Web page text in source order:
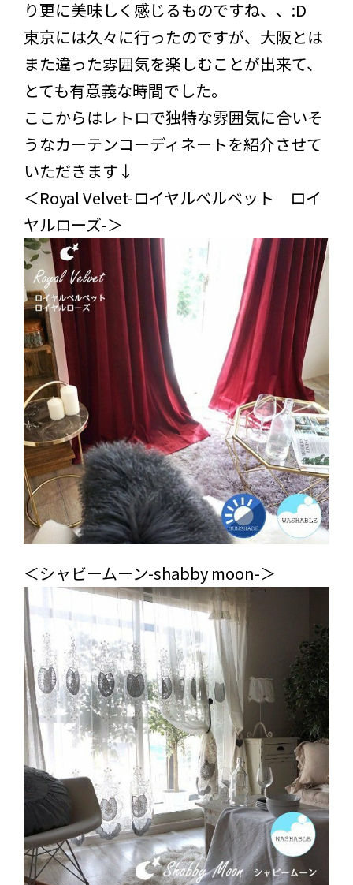
り更に美味しく感じるものですね、、:D
東京には久々に行ったのですが、大阪とは
また違った雰囲気を楽しむことが出来て、
とても有意義な時間でした。
ここからはレトロで独特な雰囲気に合いそ
うなカーテンコーディネートを紹介させて
いただきます↓
＜Royal Velvet-ロイヤルベルベット ロイ
ヤルローズ-＞
＜シャビームーン-shabby moon-＞